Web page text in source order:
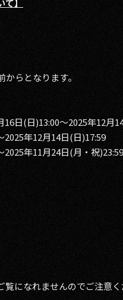
】
らとなります。
日(日)13:00～2025年12月
2025年12月14日(日)17:59
2025年11月24日(月・祝)23:59
になれませんのでご注意く